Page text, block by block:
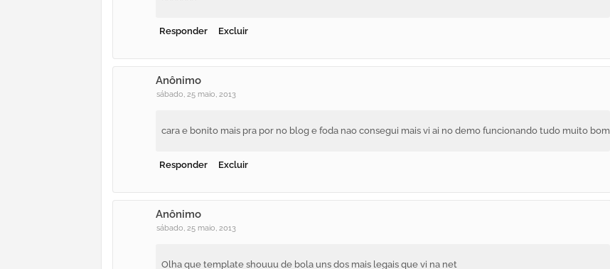
Responder Excluir
Anônimo
sábado, 25 maio, 2013
cara e bonito mais pra por no blog e foda nao consegui mais vi ai no demo funcionando tudo muito bom
Responder Excluir
Anônimo
sábado, 25 maio, 2013
Olha que template shouuu de bola uns dos mais legais que vi na net